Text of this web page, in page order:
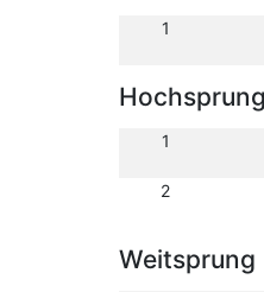
1
1
2
Weitsprung